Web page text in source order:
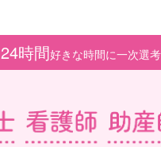
24時間好きな時間に一次選